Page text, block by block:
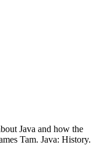
Java and how the
Tam. Java: History.